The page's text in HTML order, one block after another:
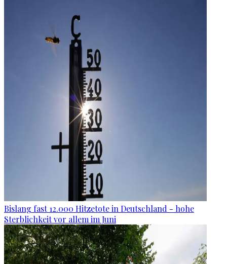
Bislang fast 12.000 Hitzetote in Deutschland - hohe
Sterblichkeit vor allem im Juni